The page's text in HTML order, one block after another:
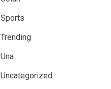
Sports
Trending
Una
Uncategorized